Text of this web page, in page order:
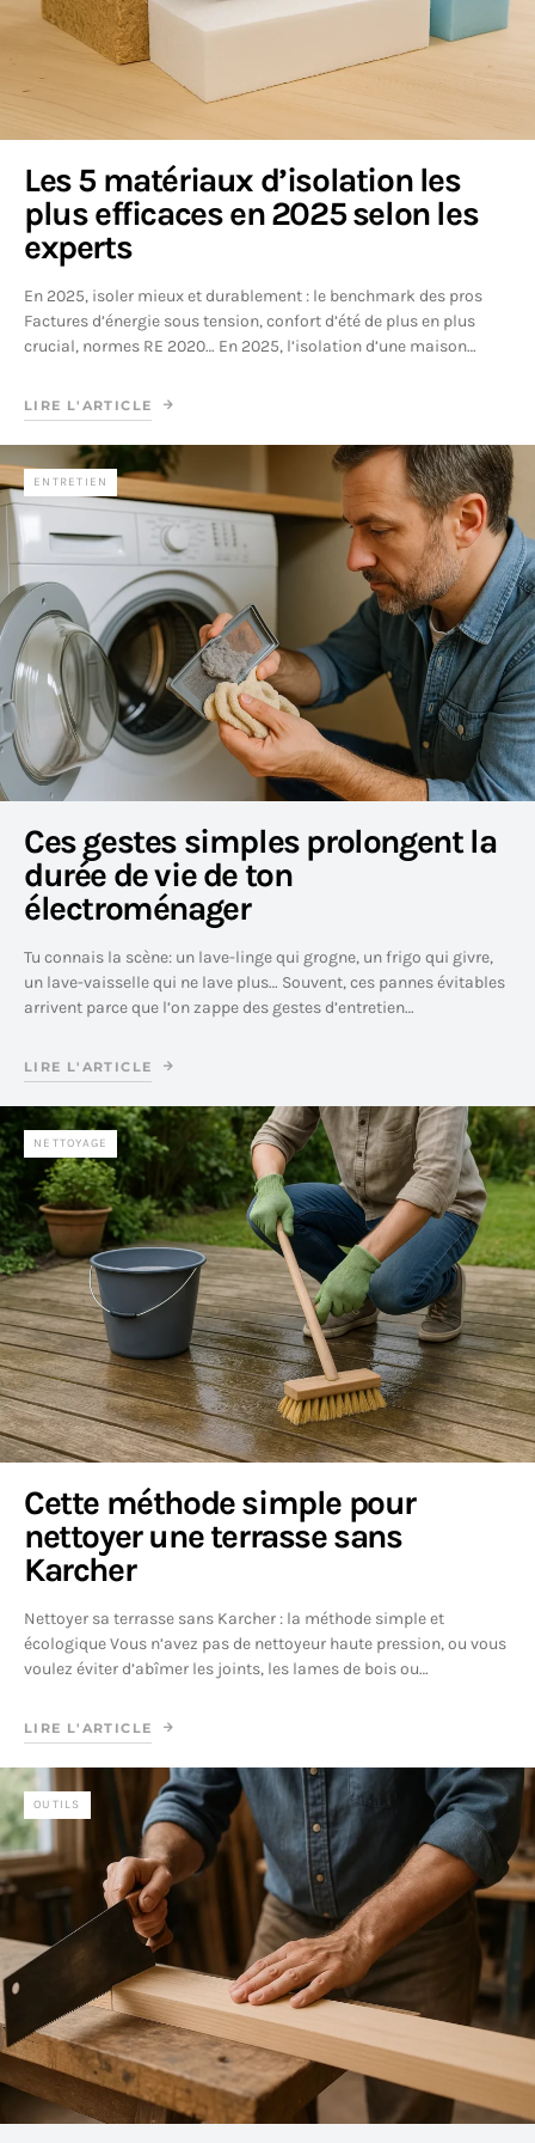
Les 5 matériaux d’isolation les
plus efficaces en 2025 selon les
experts
En 2025, isoler mieux et durablement : le benchmark des pros
Factures d’énergie sous tension, confort d’été de plus en plus
crucial, normes RE 2020… En 2025, l’isolation d’une maison…
LIRE L'ARTICLE
ENTRETIEN
Ces gestes simples prolongent la
durée de vie de ton
électroménager
Tu connais la scène: un lave-linge qui grogne, un frigo qui givre,
un lave-vaisselle qui ne lave plus… Souvent, ces pannes évitables
arrivent parce que l’on zappe des gestes d’entretien…
LIRE L'ARTICLE
NETTOYAGE
Cette méthode simple pour
nettoyer une terrasse sans
Karcher
Nettoyer sa terrasse sans Karcher : la méthode simple et
écologique Vous n’avez pas de nettoyeur haute pression, ou vous
voulez éviter d’abîmer les joints, les lames de bois ou…
LIRE L'ARTICLE
OUTILS